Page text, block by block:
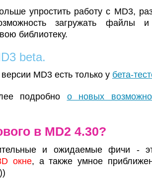
упростить работу с MD3,
загружать файлы и
библиотеку.
beta.
MD3 есть только у бета-
подробно о новых
в MD2 4.30?
и ожидаемые фичи -
окне, а также умное